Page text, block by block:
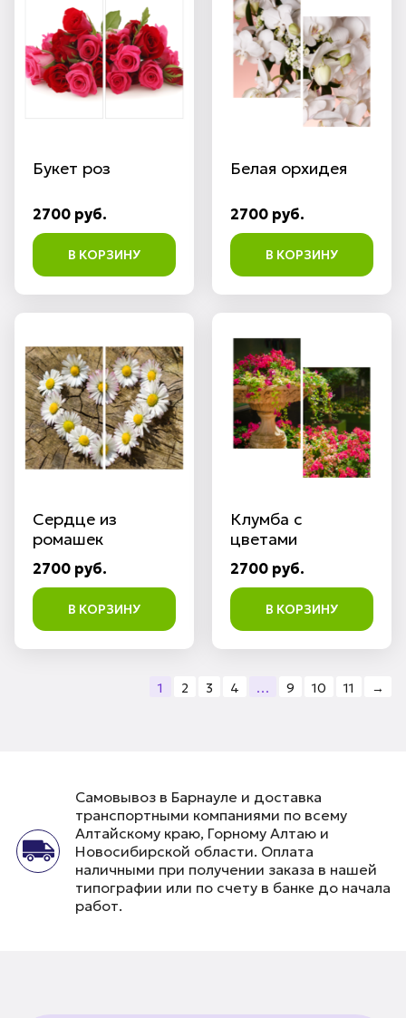
Букет роз
2700 руб.
В КОРЗИНУ
Белая орхидея
2700 руб.
В КОРЗИНУ
Сердце из
ромашек
2700 руб.
В КОРЗИНУ
Клумба с
цветами
2700 руб.
В КОРЗИНУ
1 2 3 4 … 9 10 11 →
Самовывоз в Барнауле и доставка
транспортными компаниями по всему
Алтайскому краю, Горному Алтаю и
Новосибирской области. Оплата
наличными при получении заказа в нашей
типографии или по счету в банке до начала
работ.